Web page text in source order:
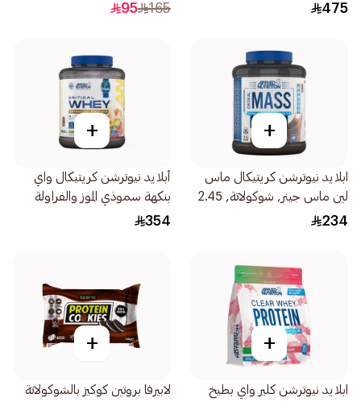
475
165
95
+
ابلايد نيوترشن كريتيكال ماس
لين ماس جينر, شوكولاتة, 2.45
كيلو جرام
234
+
أبلايد نيوترشن كريتيكال واي
بنكهة سموذي الموز والفراولة
بودرة بروتين 2كيلو
354
+
ابلايد نيوترشن كلير واي بطيخ
+
لابيرفا بروتين كوكيز بالشوكولاتة